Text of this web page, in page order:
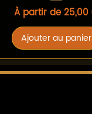
À partir de
Prix promotionnel
Ajouter au panier